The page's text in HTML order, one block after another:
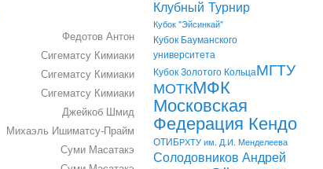
Федотов Антон
Сигематсу Кимиаки
Сигематсу Кимиаки
Сигематсу Кимиаки
Джейкоб Шмид
Михаэль Ишиматсу-Прайм
Суми Масатакэ
Клубный Турнир
Кубок "Эйсинкай"
Кубок Бауманского
университета
Кубок Золотого КольцаМГТУ
МОТКМФК
Московская
Федерация Кендо
ОТИБРХТУ им. Д.И. Менделеева
Солодовников Андрей